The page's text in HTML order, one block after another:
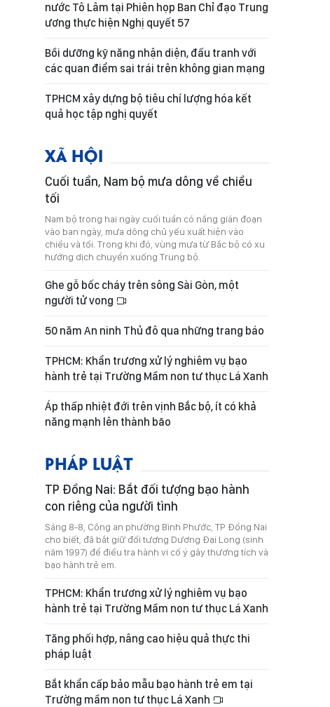
nước Tô Lâm tại Phiên họp Ban Chỉ đạo Trung
ương thực hiện Nghị quyết 57
Bồi dưỡng kỹ năng nhận diện, đấu tranh với
các quan điểm sai trái trên không gian mạng
TPHCM xây dựng bộ tiêu chí lượng hóa kết
quả học tập nghị quyết
XÃ HỘI
Cuối tuần, Nam bộ mưa dông về chiều
tối
Nam bộ trong hai ngày cuối tuần có nắng gián đoạn
vào ban ngày, mưa dông chủ yếu xuất hiện vào
chiều và tối. Trong khi đó, vùng mưa từ Bắc bộ có xu
hướng dịch chuyển xuống Trung bộ.
Ghe gỗ bốc cháy trên sông Sài Gòn, một
người tử vong
50 năm An ninh Thủ đô qua những trang báo
TPHCM: Khẩn trương xử lý nghiêm vụ bạo
hành trẻ tại Trường Mầm non tư thục Lá Xanh
Áp thấp nhiệt đới trên vịnh Bắc bộ, ít có khả
năng mạnh lên thành bão
PHÁP LUẬT
TP Đồng Nai: Bắt đối tượng bạo hành
con riêng của người tình
Sáng 8-8, Công an phường Bình Phước, TP Đồng Nai
cho biết, đã bắt giữ đối tượng Dương Đại Long (sinh
năm 1997) để điều tra hành vi cố ý gây thương tích và
bạo hành trẻ em.
TPHCM: Khẩn trương xử lý nghiêm vụ bạo
hành trẻ tại Trường Mầm non tư thục Lá Xanh
Tăng phối hợp, nâng cao hiệu quả thực thi
pháp luật
Bắt khẩn cấp bảo mẫu bạo hành trẻ em tại
Trường mầm non tư thục Lá Xanh